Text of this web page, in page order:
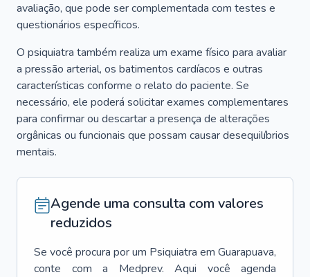
avaliação, que pode ser complementada com testes e
questionários específicos.
O psiquiatra também realiza um exame físico para avaliar
a pressão arterial, os batimentos cardíacos e outras
características conforme o relato do paciente. Se
necessário, ele poderá solicitar exames complementares
para confirmar ou descartar a presença de alterações
orgânicas ou funcionais que possam causar desequilíbrios
mentais.
Agende uma consulta com valores
reduzidos
Se você procura por um Psiquiatra em Guarapuava,
conte com a Medprev. Aqui você agenda